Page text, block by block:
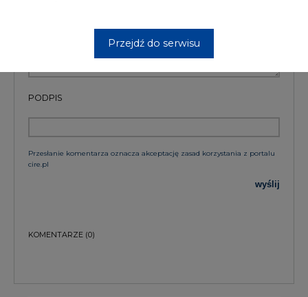
Przejdź do serwisu
PODPIS
Przesłanie komentarza oznacza akceptację zasad korzystania z portalu
cire.pl
wyślij
KOMENTARZE (0)